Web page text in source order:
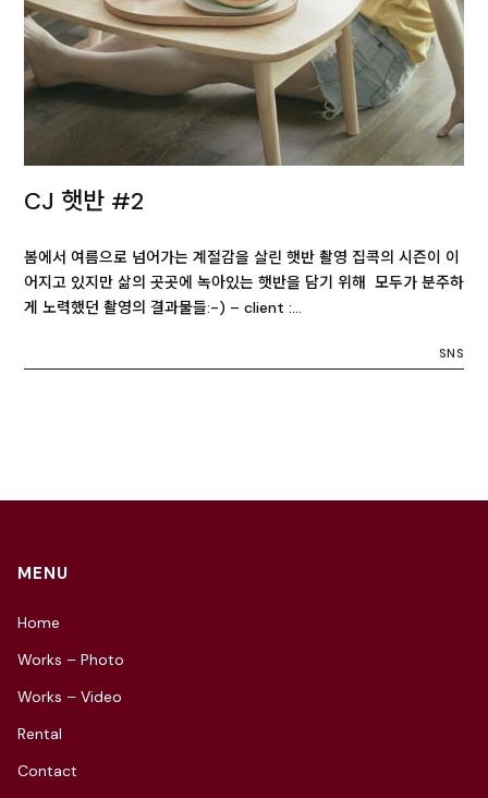
CJ 햇반 #2
봄에서 여름으로 넘어가는 계절감을 살린 햇반 촬영 집콕의 시즌이 이
어지고 있지만 삶의 곳곳에 녹아있는 햇반을 담기 위해 모두가 분주하
게 노력했던 촬영의 결과물들:-) – client :…
SNS
MENU
Home
Works – Photo
Works – Video
Rental
Contact